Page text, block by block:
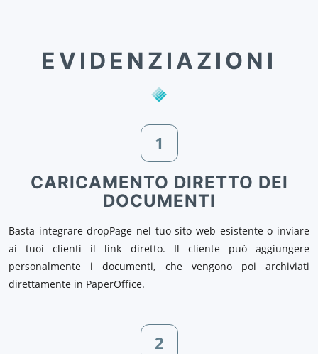
EVIDENZIAZIONI
1
CARICAMENTO DIRETTO DEI
DOCUMENTI
Basta integrare dropPage nel tuo sito web esistente o inviare
ai tuoi clienti il link diretto. Il cliente può aggiungere
personalmente i documenti, che vengono poi archiviati
direttamente in PaperOffice.
2